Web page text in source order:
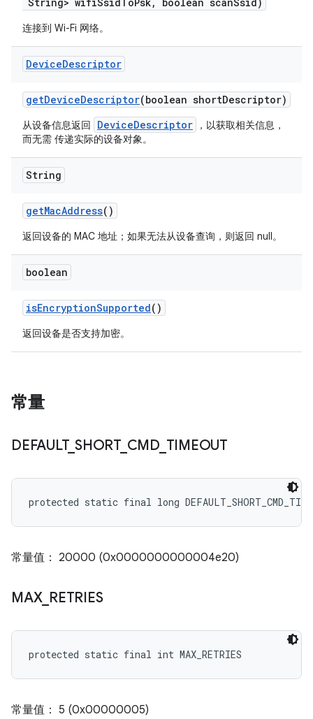
连接到 Wi-Fi 网络。
DeviceDescriptor
getDeviceDescriptor(boolean shortDescriptor)
从设备信息返回 DeviceDescriptor
，以获取相关信息，
而无需 传递实际的设备对象。
String
getMacAddress()
返回设备的 MAC 地址；如果无法从设备查询，则返回 null。
boolean
isEncryptionSupported()
返回设备是否支持加密。
常量
DEFAULT_ SHORT_ CMD_ TIMEOUT
protected static final long
常量值： 20000 (0x0000000000004e20)
MAX_ RETRIES
protected static final int MAX_RETRIES
常量值： 5 (0x00000005)